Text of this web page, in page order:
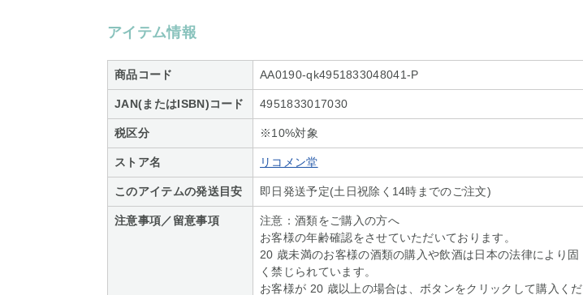
アイテム情報
商品コード AA0190-qk4951833048041-P
JAN(またはISBN)コード 4951833017030
税区分 ※10%対象
ストア名 リコメン堂
このアイテムの発送目安 即日発送予定(土日祝除く14時までのご注文)
注意事項／留意事項
注意：酒類をご購入の方へ
お客様の年齢確認をさせていただいております。
20 歳未満のお客様の酒類の購入や飲酒は日本の法律により固
く禁じられています。
お客様が 20 歳以上の場合は、ボタンをクリックして購入くだ